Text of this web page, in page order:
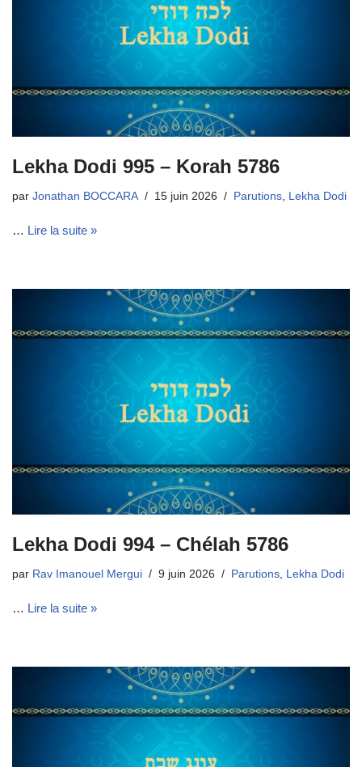
Lekha Dodi 995 – Korah 5786
par Jonathan BOCCARA 15 juin 2026 Parutions Lekha Dodi
… Lire la suite »
Lekha Dodi 994 – Chélah 5786
par Rav Imanouel Mergui 9 juin 2026 Parutions Lekha Dodi
… Lire la suite »